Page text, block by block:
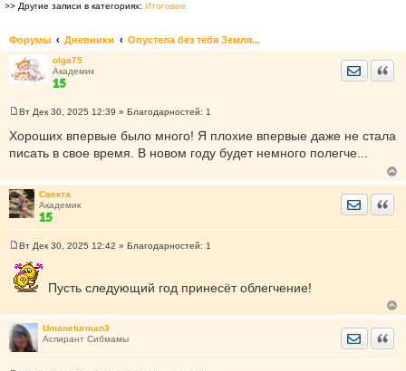
>> Другие записи в категориях: Итоговое
Форумы Дневники Опустела без тебя Земля...
olga75
Академик
о
б
н
и
е
Вт Дек 30, 2025 12:39 » Благодарностей: 1
Хороших впервые было много! Я плохие впервые даже не стала
писать в свое время. В новом году будет немного полегче...
Свекта
Академик
о
о
б
н
и
е
Вт Дек 30, 2025 12:42 » Благодарностей: 1
Пусть следующий год принесёт облегчение!
Umaneturman3
Аспирант Сибмамы